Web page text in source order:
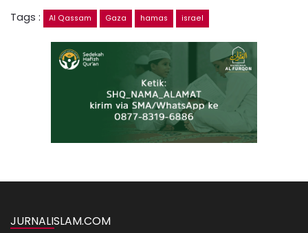
Tags : Al Qassam Gaza hamas israel
JURNALISLAM.COM